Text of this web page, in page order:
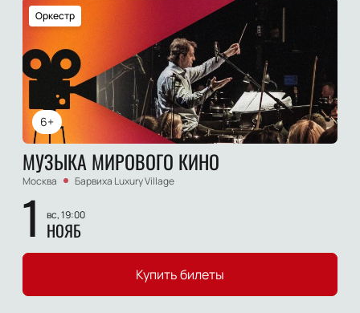
6+
Оркестр
МУЗЫКА МИРОВОГО КИНО
Москва Барвиха Luxury Village
1 вс, 19:00
НОЯБ
Купить билеты